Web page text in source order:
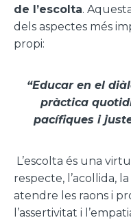
de l’escolta.
dels aspectes més
propi:
“Educar en el
pràctica
pacífiques i
L’escolta és una
respecte, l’acollida,
atendre les raons i
l’assertivitat i